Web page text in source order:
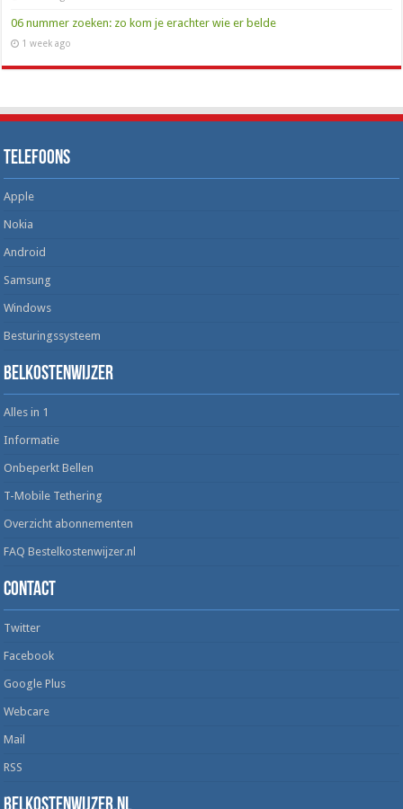
06 nummer zoeken: zo kom je erachter wie er belde
1 week ago
Telefoons
Apple
Nokia
Android
Samsung
Windows
Besturingssysteem
Belkostenwijzer
Alles in 1
Informatie
Onbeperkt Bellen
T-Mobile Tethering
Overzicht abonnementen
FAQ Bestelkostenwijzer.nl
Contact
Twitter
Facebook
Google Plus
Webcare
Mail
RSS